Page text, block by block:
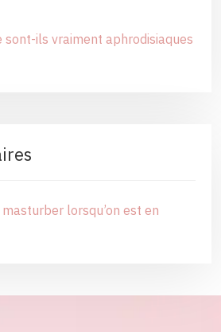
sont-ils vraiment aphrodisiaques
lorsqu’on est en